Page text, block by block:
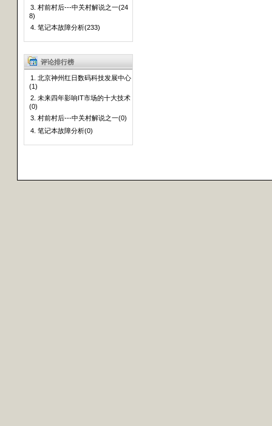
3. 村前村后---中关村解说之一(24
8)
4. 笔记本故障分析(233)
评论排行榜
1. 北京神州红日数码科技发展中心
(1)
2. 未来四年影响IT市场的十大技术
(0)
3. 村前村后---中关村解说之一(0)
4. 笔记本故障分析(0)